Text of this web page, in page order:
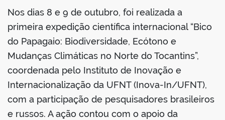
portal
Nos dias 8 e 9 de outubro, foi realizada a
primeira expedição científica internacional “Bico
do Papagaio: Biodiversidade, Ecótono e
Mudanças Climáticas no Norte do Tocantins”,
coordenada pelo Instituto de Inovação e
Internacionalização da UFNT (Inova-In/UFNT),
com a participação de pesquisadores brasileiros
e russos. A ação contou com o apoio da